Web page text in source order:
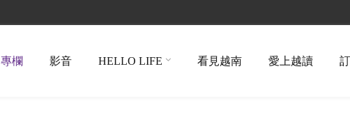
專欄 影音 HELLO LIFE 看見越南 愛上越讀